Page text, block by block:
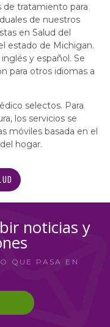
de tratamiento para
de nuestros
en Salud del
estado de Michigan.
y español. Se
para otros idiomas a
selectos. Para
los servicios se
móviles basada en el
hogar.
noticias y
QUE PASA EN